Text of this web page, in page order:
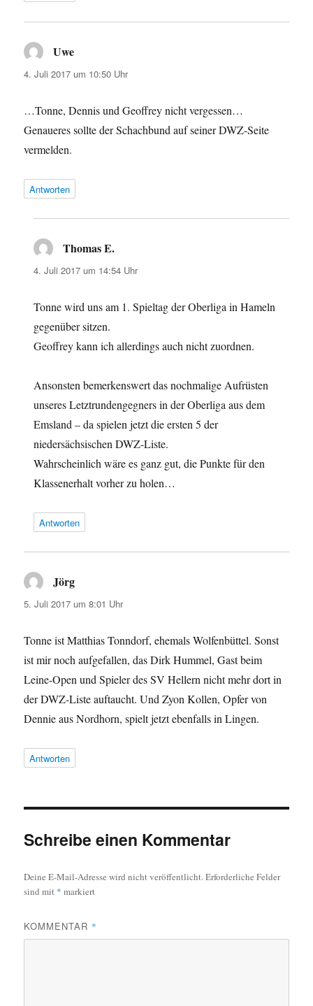
Uwe
4. Juli 2017 um 10:50 Uhr
…Tonne, Dennis und Geoffrey nicht vergessen…
Genaueres sollte der Schachbund auf seiner DWZ-Seite
vermelden.
Antworten
Thomas E.
4. Juli 2017 um 14:54 Uhr
Tonne wird uns am 1. Spieltag der Oberliga in Hameln
gegenüber sitzen.
Geoffrey kann ich allerdings auch nicht zuordnen.
Ansonsten bemerkenswert das nochmalige Aufrüsten
unseres Letztrundengegners in der Oberliga aus dem
Emsland – da spielen jetzt die ersten 5 der
niedersächsischen DWZ-Liste.
Wahrscheinlich wäre es ganz gut, die Punkte für den
Klassenerhalt vorher zu holen…
Antworten
Jörg
5. Juli 2017 um 8:01 Uhr
Tonne ist Matthias Tonndorf, ehemals Wolfenbüttel. Sonst
ist mir noch aufgefallen, das Dirk Hummel, Gast beim
Leine-Open und Spieler des SV Hellern nicht mehr dort in
der DWZ-Liste auftaucht. Und Zyon Kollen, Opfer von
Dennie aus Nordhorn, spielt jetzt ebenfalls in Lingen.
Antworten
Schreibe einen Kommentar
Deine E-Mail-Adresse wird nicht veröffentlicht.Erforderliche Felder
sind mit * markiert
KOMMENTAR *